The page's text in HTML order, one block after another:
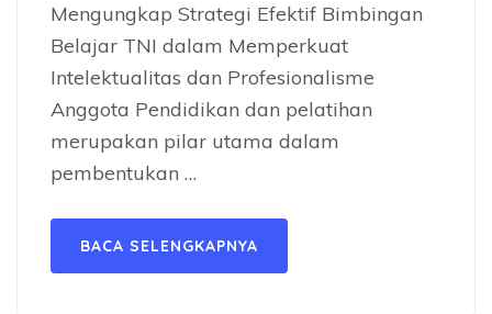
Mengungkap Strategi Efektif Bimbingan
Belajar TNI dalam Memperkuat
Intelektualitas dan Profesionalisme
Anggota Pendidikan dan pelatihan
merupakan pilar utama dalam
pembentukan …
BACA SELENGKAPNYA